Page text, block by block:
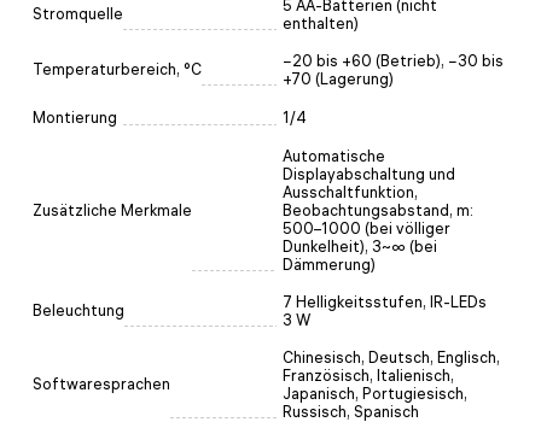
Stromquelle
5 AA-Batterien (nicht
enthalten)
Temperaturbereich, °C
−20 bis +60 (Betrieb), −30 bis
+70 (Lagerung)
Montierung 1/4
Zusätzliche Merkmale
Automatische
Displayabschaltung und
Ausschaltfunktion,
Beobachtungsabstand, m:
500–1000 (bei völliger
Dunkelheit), 3~∞ (bei
Dämmerung)
Beleuchtung
7 Helligkeitsstufen, IR-LEDs
3 W
Softwaresprachen
Chinesisch, Deutsch, Englisch,
Französisch, Italienisch,
Japanisch, Portugiesisch,
Russisch, Spanisch